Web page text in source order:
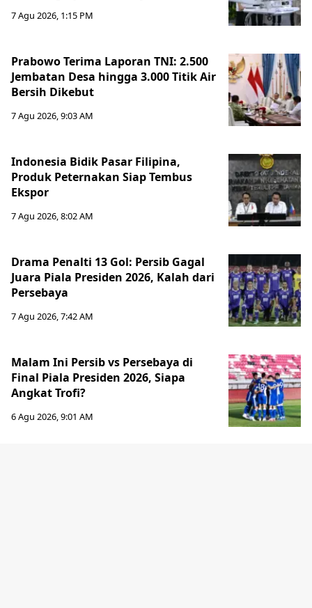
7 Agu 2026, 1:15 PM
Prabowo Terima Laporan TNI: 2.500
Jembatan Desa hingga 3.000 Titik Air
Bersih Dikebut
7 Agu 2026, 9:03 AM
Indonesia Bidik Pasar Filipina,
Produk Peternakan Siap Tembus
Ekspor
7 Agu 2026, 8:02 AM
Drama Penalti 13 Gol: Persib Gagal
Juara Piala Presiden 2026, Kalah dari
Persebaya
7 Agu 2026, 7:42 AM
Malam Ini Persib vs Persebaya di
Final Piala Presiden 2026, Siapa
Angkat Trofi?
6 Agu 2026, 9:01 AM